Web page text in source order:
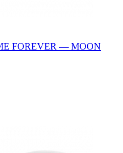
FOREVER — MOON